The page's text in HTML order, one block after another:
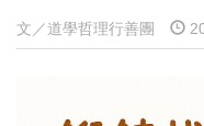
文／道學哲理⾏善團